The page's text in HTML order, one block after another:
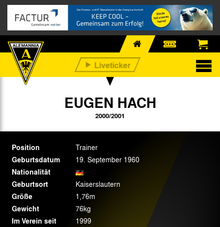
EUGEN HACH
2000/2001
Position Trainer
Geburtsdatum 19. September 1960
Nationalität
Geburtsort
Kaiserslautern
Größe 1,76m
Gewicht 76kg
Im Verein seit 1999